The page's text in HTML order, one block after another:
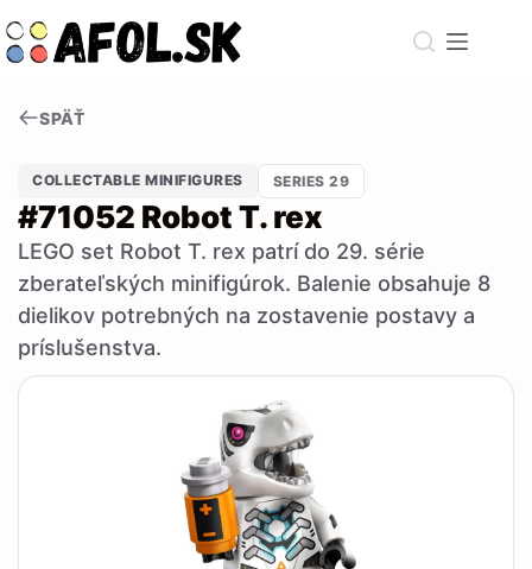
to
content
SPÄŤ
COLLECTABLE MINIFIGURES SERIES 29
#71052 Robot T. rex
LEGO set Robot T. rex patrí do 29. série
zberateľských minifigúrok. Balenie obsahuje 8
dielikov potrebných na zostavenie postavy a
príslušenstva.